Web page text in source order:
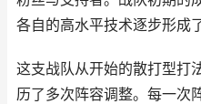
各自的高水平技术逐步形成
这支战队从开始的散打型打
历了多次阵容调整。每一次